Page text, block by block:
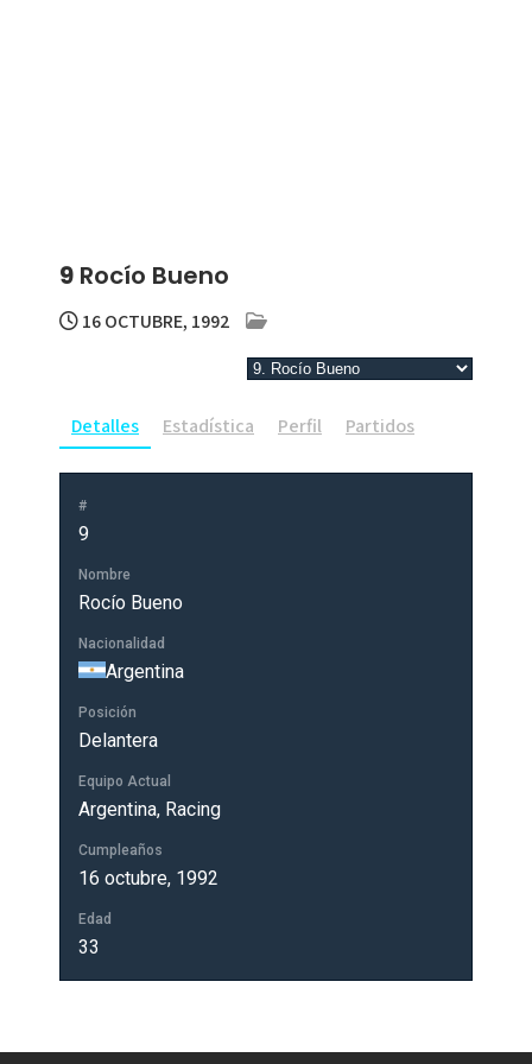
9 Rocío Bueno
16 OCTUBRE, 1992
Detalles Estadística Perfil Partidos
#
9
Nombre
Rocío Bueno
Nacionalidad
Argentina
Posición
Delantera
Equipo Actual
Argentina, Racing
Cumpleaños
16 octubre, 1992
Edad
33